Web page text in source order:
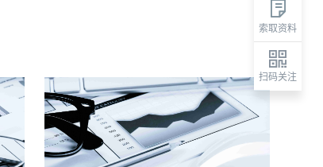
索取资料
扫码关注